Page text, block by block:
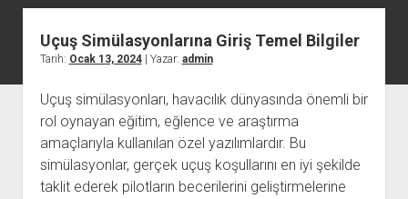
Facebook Beğeni Arttırma Hilesi
Instagram Türk Takipçi Yükleme
Liste
Sayfa Listesi
Uçuş Simülasyonlarına Giriş Temel Bilgiler
Tarih: Ocak 13, 2024| Yazar: admin
Uçuş simülasyonları, havacılık dünyasında önemli bir
rol oynayan eğitim, eğlence ve araştırma
amaçlarıyla kullanılan özel yazılımlardır. Bu
simülasyonlar, gerçek uçuş koşullarını en iyi şekilde
taklit ederek pilotların becerilerini geliştirmelerine